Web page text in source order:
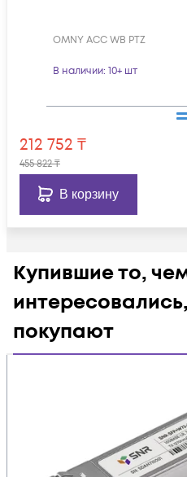
OMNY ACC WB PTZ
В наличии: 10+ шт
212 752 ₸
455 822₸
В корзину
Купившие то,
покупают